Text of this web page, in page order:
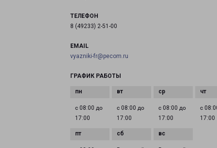
ТЕЛЕФОН
8 (49233) 2-51-00
EMAIL
vyazniki-fr@pecom.ru
ГРАФИК РАБОТЫ
с 08:00 до
17:00
с 08:00 до
17:00
с 08:00 до
17:00
с
17:00